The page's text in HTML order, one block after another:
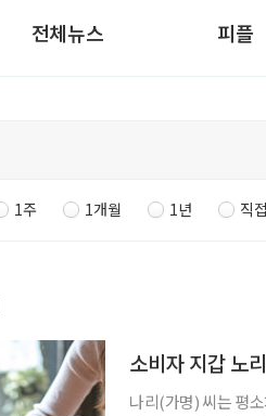
전체뉴스 피플
1주 1개월 1년 직
소비자 지갑 노
나리(가명) 씨는 평